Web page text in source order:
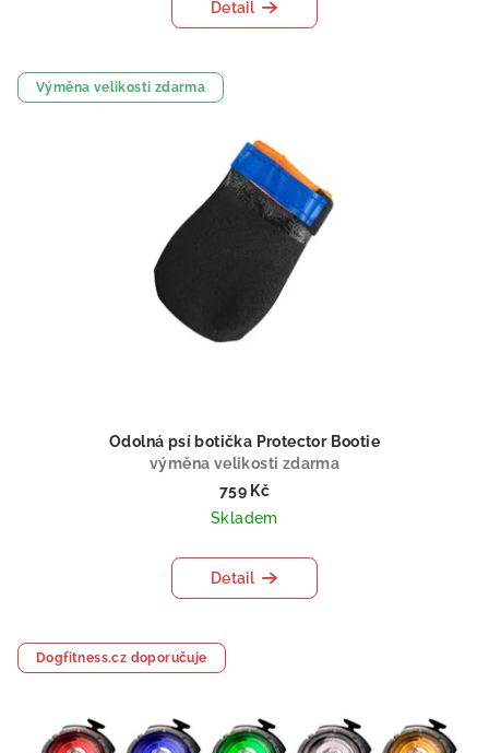
Detail
Výměna velikosti zdarma
Odolná psí botička Protector Bootie
výměna velikosti zdarma
759 Kč
Skladem
Detail
Dogfitness.cz doporučuje